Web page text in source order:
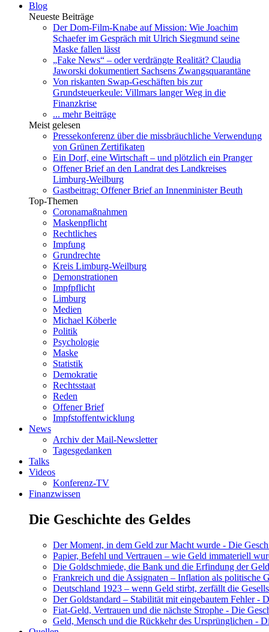
Blog
Neueste Beiträge
Der Dom-Film-Knabe auf Mission: Wie Joachim
Schaefer im Gespräch mit Ulrich Siegmund seine
Maske fallen lässt
„Fake News“ – oder verdrängte Realität? Claudia
Jaworski dokumentiert Sachsens Zwangsquarantäne
Von riskanten Swap-Geschäften bis zur
Grundsteuerkeule: Villmars langer Weg in die
Finanzkrise
... mehr Beiträge
Meist gelesen
Pressekonferenz über die missbräuchliche Verwendung
von Grünen Zertifikaten
Ein Dorf, eine Wirtschaft – und plötzlich ein Pranger
Offener Brief an den Landrat des Landkreises
Limburg-Weilburg
Gastbeitrag: Offener Brief an Innenminister Beuth
Top-Themen
Coronamaßnahmen
Maskenpflicht
Rechtliches
Impfung
Grundrechte
Kreis Limburg-Weilburg
Demonstrationen
Impfpflicht
Limburg
Medien
Michael Köberle
Politik
Psychologie
Maske
Statistik
Demokratie
Rechtsstaat
Reden
Offener Brief
Impfstoffentwicklung
News
Archiv der Mail-Newsletter
Tagesgedanken
Talks
Videos
Konferenz-TV
Finanzwissen
Die Geschichte des Geldes
Der Moment, in dem Geld zur Macht wurde - Die
Papier, Befehl und Vertrauen – wie Geld immateriell
Die Goldschmiede, die Bank und die Erfindung der
Frankreich und die Assignaten – Inflation als politische
Deutschland 1923 – wenn Geld stirbt, zerfällt die
Der Goldstandard – Stabilität mit eingebautem Fehler -
Fiat-Geld, Vertrauen und die nächste Strophe - Die
Geld, Mensch und die Rückkehr des Ursprünglichen -